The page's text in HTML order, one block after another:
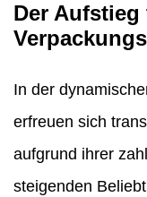
Der
In der
erfreuen sich
aufgrund ihrer
steigenden